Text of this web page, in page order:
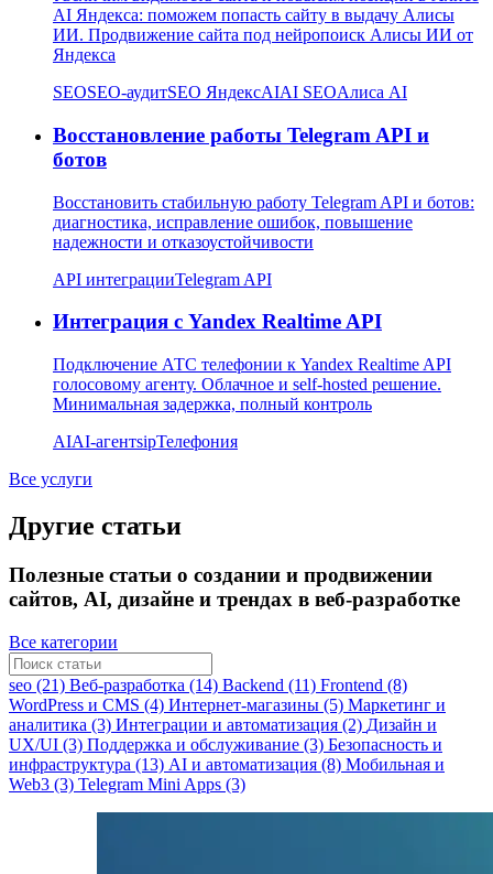
AI Яндекса: поможем попасть сайту в выдачу Алисы
ИИ. Продвижение сайта под нейропоиск Алисы ИИ от
Яндекса
SEOSEO-аудитSEO ЯндексAIAI SEOАлиса AI
Восстановление работы Telegram API и
ботов
Восстановить стабильную работу Telegram API и ботов:
диагностика, исправление ошибок, повышение
надежности и отказоустойчивости
API интеграцииTelegram API
Интеграция с Yandex Realtime API
Подключение АТС телефонии к Yandex Realtime API
голосовому агенту. Облачное и self-hosted решение.
Минимальная задержка, полный контроль
AIAI-агентsipТелефония
Все услуги
Другие статьи
Полезные статьи о создании и продвижении
сайтов, AI, дизайне и трендах в веб-разработке
Все категории
seo (21) Веб-разработка (14) Backend (11) Frontend (8)
WordPress и CMS (4) Интернет-магазины (5) Маркетинг и
аналитика (3) Интеграции и автоматизация (2) Дизайн и
UX/UI (3) Поддержка и обслуживание (3) Безопасность и
инфраструктура (13) AI и автоматизация (8) Мобильная и
Web3 (3) Telegram Mini Apps (3)